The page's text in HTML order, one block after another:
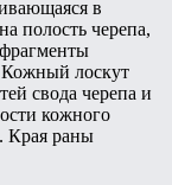
в
полость черепа,
Кожный лоскут
свода черепа и
кожного
Края раны